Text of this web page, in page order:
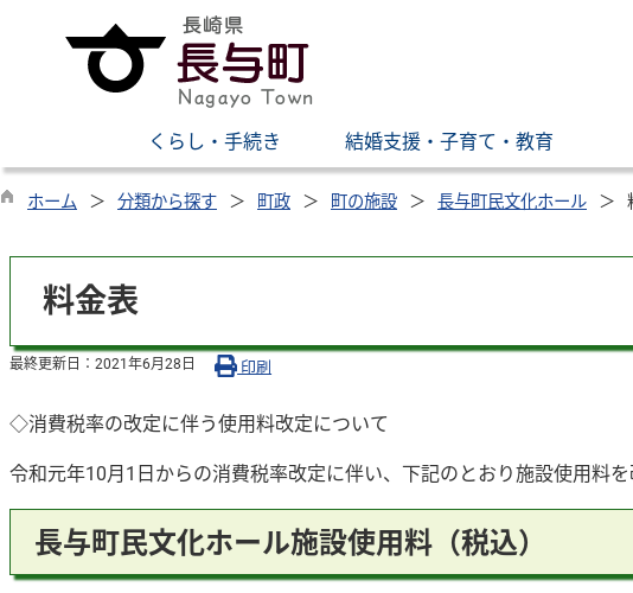
くらし・手続き 結婚支援・子育て・教育
ホーム 分類から探す 町政 町の施設 長与町民文化ホール
料金表
最終更新日： 2021年6月28日 印刷
◇消費税率の改定に伴う使用料改定について
令和元年10月1日からの消費税率改定に伴い、下記のとおり施設使用料
長与町民文化ホール施設使用料（税込）